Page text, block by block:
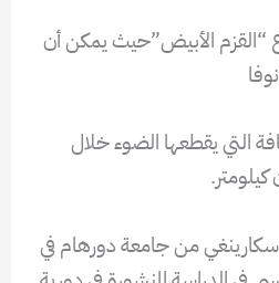
الأبيض”حيث يمكن أن
التي يقطعها الضوء خلال
من جامعة دورهام في